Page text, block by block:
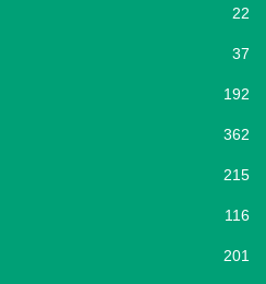
22
37
192
362
215
116
201